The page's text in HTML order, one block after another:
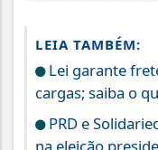
LEIA TAMBÉM:
Lei garante
cargas; saiba o
PRD e